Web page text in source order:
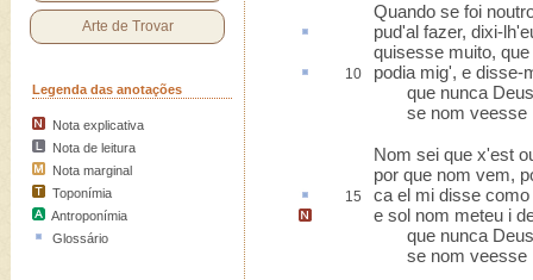
Arte de Trovar
Legenda das anotações
Nota explicativa
Nota de leitura
Nota marginal
Toponímia
Antroponímia
Glossário
Quando se foi
pud'al fazer, dixi-
quisesse muito,
10 podia mig', e disse-
que nunca Deus
se nom veesse
Nom sei que x'est
por que nom vem,
15 ca el mi disse
e sol nom meteu i
que nunca Deus
se nom veesse